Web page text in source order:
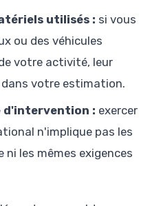
utilisés : si vous
ou des véhicules
votre activité, leur
votre estimation.
d'intervention : exercer
n'implique pas les
ni les mêmes exigences